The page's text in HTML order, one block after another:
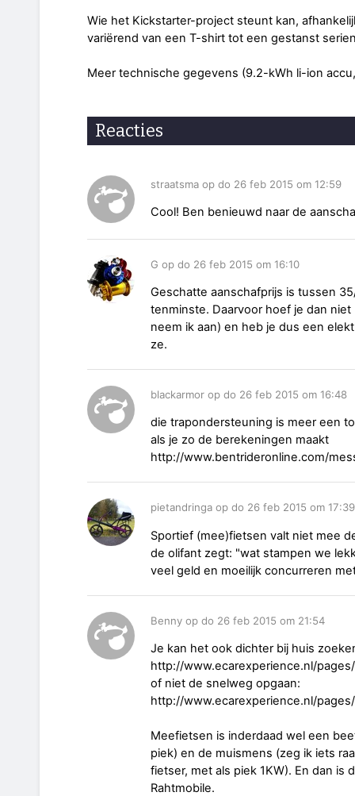
Wie het Kickstarter-project steunt kan,
variërend van een T-shirt tot een gestanst
Meer technische gegevens (9.2-kWh li-ion
Reacties
straatsma op do 26 feb 2015 om 12:59
Cool! Ben benieuwd naar de
G op do 26 feb 2015 om 16:10
Geschatte aanschafprijs is tussen
tenminste. Daarvoor hoef je dan
neem ik aan) en heb je dus een
ze.
blackarmor op do 26 feb 2015 om 16:48
die trapondersteuning is meer een
als je zo de berekeningen maakt
http://www.bentrideronline.com/
pietandringa op do 26 feb 2015 om 17:39
Sportief (mee)fietsen valt niet mee
de olifant zegt: "wat stampen we
veel geld en moeilijk concurreren
Benny op do 26 feb 2015 om 21:54
Je kan het ook dichter bij huis
http://www.ecarexperience.nl/
of niet de snelweg opgaan:
http://www.ecarexperience.nl/
Meefietsen is inderdaad wel een
piek) en de muismens (zeg ik iets
fietser, met als piek 1KW). En dan
Rahtmobile.